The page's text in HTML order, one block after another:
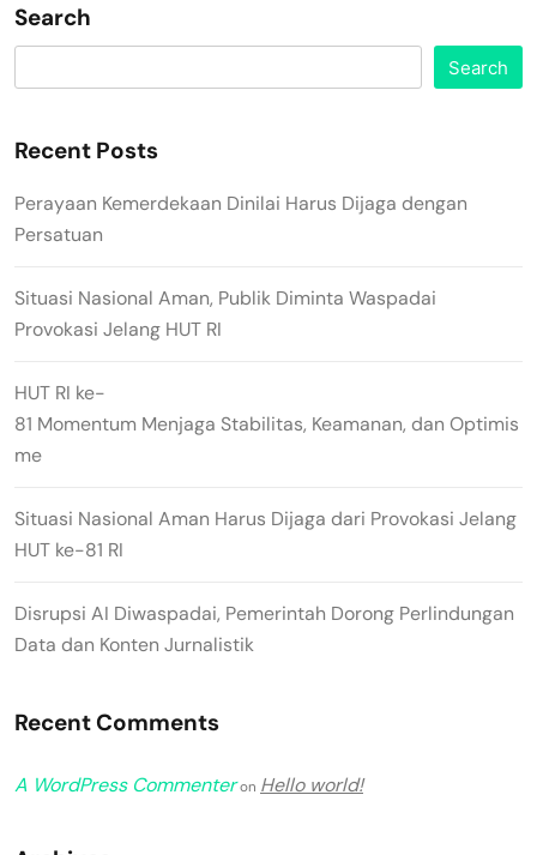
Search
Search
Recent Posts
Perayaan Kemerdekaan Dinilai Harus Dijaga dengan
Persatuan
Situasi Nasional Aman, Publik Diminta Waspadai
Provokasi Jelang HUT RI
HUT RI ke-
81 Momentum Menjaga Stabilitas, Keamanan, dan Optimis
me
Situasi Nasional Aman Harus Dijaga dari Provokasi Jelang
HUT ke-81 RI
Disrupsi AI Diwaspadai, Pemerintah Dorong Perlindungan
Data dan Konten Jurnalistik
Recent Comments
A WordPress Commenteron Hello world!